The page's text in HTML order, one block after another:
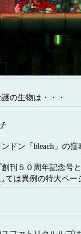
の生物は・・・
ン「bleach」の窪
刊５０周年記念号と
ては異例の特大ペー